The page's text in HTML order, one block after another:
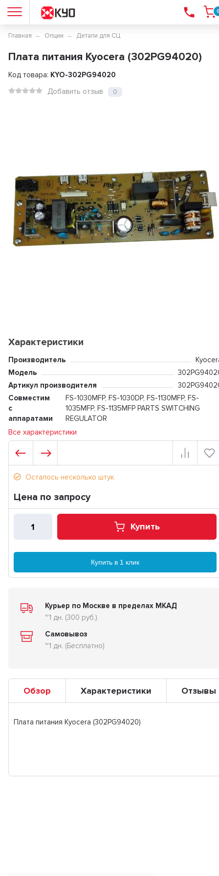
Главная Опции Детали для СЦ
Плата питания Kyocera (302PG94020)
Код товара: KYO-302PG94020
Добавить отзыв
0
Характеристики
Производитель
Модель
Артикул производителя
Совместим
с
аппаратами
FS-1030MFP, FS-1030DP, FS-1130MFP, FS-
1035MFP, FS-1135MFP PARTS SWITCHING
REGULATOR
Все характеристики
Осталось несколько штук
Цена по запросу
Купить
Купить в 1 клик
Курьер по Москве в пределах МКАД
~1 дн. (300 руб.)
Самовывоз
~1 дн. (Бесплатно)
Обзор Характеристики Отзывы
Плата питания Kyocera (302PG94020)